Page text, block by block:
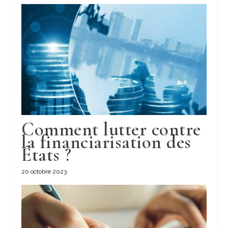
Comment lutter contre
la financiarisation des
États ?
20 octobre 2023